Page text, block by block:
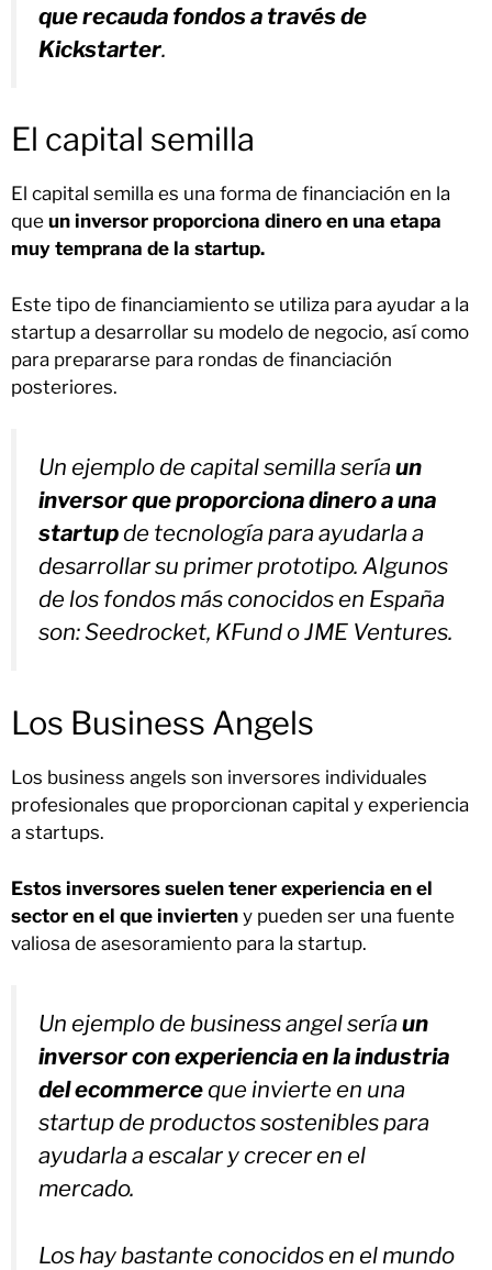
que recauda fondos a través de
Kickstarter.
El capital semilla
El capital semilla es una forma de financiación en la
que un inversor proporciona dinero en una etapa
muy temprana de la startup.
Este tipo de financiamiento se utiliza para ayudar a la
startup a desarrollar su modelo de negocio, así como
para prepararse para rondas de financiación
posteriores.
Un ejemplo de capital semilla sería un
inversor que proporciona dinero a una
startupde tecnología para ayudarla a
desarrollar su primer prototipo. Algunos
de los fondos más conocidos en España
son: Seedrocket, KFund o JME Ventures.
Los Business Angels
Los business angels son inversores individuales
profesionales que proporcionan capital y experiencia
a startups.
Estos inversores suelen tener experiencia en el
sector en el que invierten y pueden ser una fuente
valiosa de asesoramiento para la startup.
Un ejemplo de business angel sería un
inversor con experiencia en la industria
del ecommerce que invierte en una
startup de productos sostenibles para
ayudarla a escalar y crecer en el
mercado.
Los hay bastante conocidos en el mundo